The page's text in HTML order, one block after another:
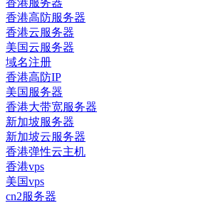
香港服务器
香港高防服务器
香港云服务器
美国云服务器
域名注册
香港高防IP
美国服务器
香港大带宽服务器
新加坡服务器
新加坡云服务器
香港弹性云主机
香港vps
美国vps
cn2服务器